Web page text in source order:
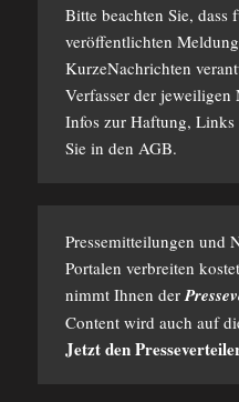
Bitte beachten Sie,
veröffentlichten
KurzeNachrichten
Verfasser der jeweiligen
Infos zur Haftung,
Sie in den AGB.
Pressemitteilungen und
Portalen verbreiten
nimmt Ihnen der
Content wird auch auf
Jetzt den